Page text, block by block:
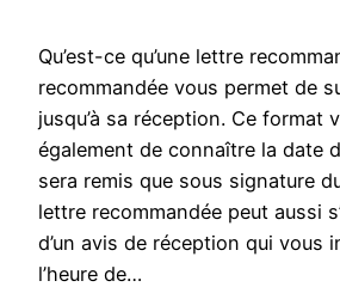
Qu’est-ce qu’une lettre
recommandée vous permet de
jusqu’à sa réception. Ce format
également de connaître la date
sera remis que sous signature
lettre recommandée peut aussi
d’un avis de réception qui vous
l’heure de…